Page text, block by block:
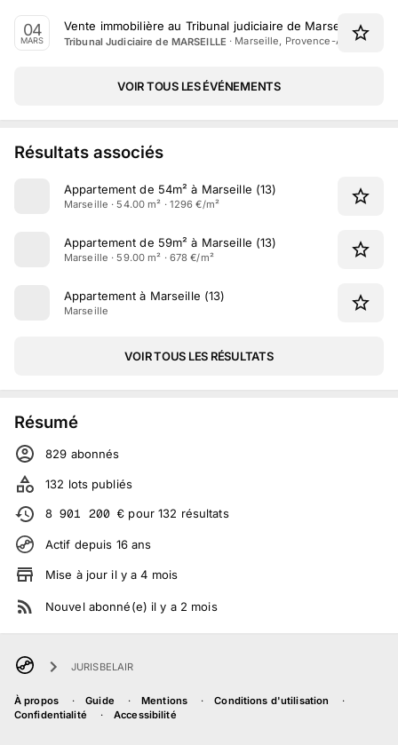
04
MARS
Vente immobilière au Tribunal judiciaire de Marseille le 4
Tribunal Judiciaire de MARSEILLE · Marseille, Provence-Alpes-Côte
VOIR TOUS LES ÉVÉNEMENTS
Résultats associés
Appartement de 54m² à Marseille (13)
Marseille · 54.00 m² · 1296 €/m²
Appartement de 59m² à Marseille (13)
Marseille · 59.00 m² · 678 €/m²
Appartement à Marseille (13)
Marseille
VOIR TOUS LES RÉSULTATS
Résumé
829 abonnés
132 lots publiés
8 901 200 € pour132 résultats
Actif depuis 16 ans
Mise à jour il y a4 mois
Nouvel abonné(e) il y a 2 mois
JURISBELAIR
À propos Guide Mentions
Conditions d'utilisation
Confidentialité
Accessibilité